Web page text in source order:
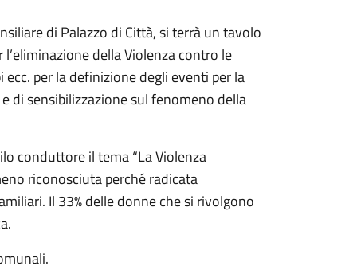
di Palazzo di Città, si terrà un tavolo
della Violenza contro le
ecc. per la definizione degli eventi per la
di sensibilizzazione sul fenomeno della
conduttore il tema “La Violenza
riconosciuta perché radicata
Il 33% delle donne che si rivolgono